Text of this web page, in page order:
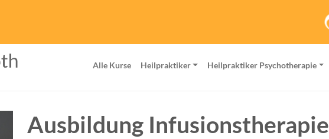
Alle Kurse
Heilpraktiker Heilpraktiker Psychotherapie
Ausbildung Infusionstherapie